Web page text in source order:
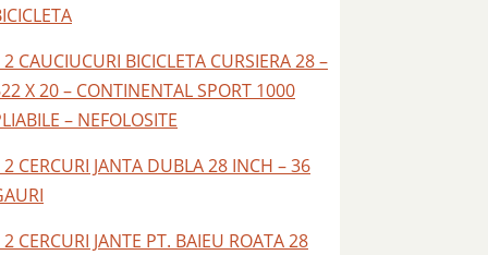
2 CAUCIUCURI BICICLETA CURSIERA 28 –
X 20 – CONTINENTAL SPORT 1000
– NEFOLOSITE
2 CERCURI JANTA DUBLA 28 INCH – 36
2 CERCURI JANTE PT. BAIEU ROATA 28